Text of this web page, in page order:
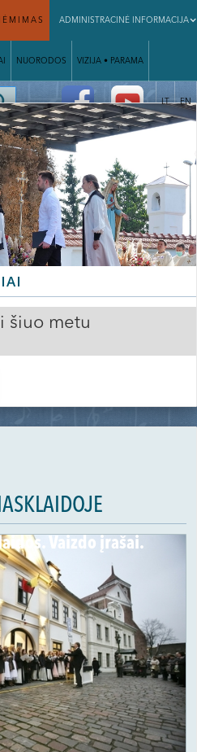
ADMINISTRACINĖ INFORMACIJA
NUORODOS VIZIJA • PARAMA
LT EN
šiuo metu
Vaizdo įrašai.